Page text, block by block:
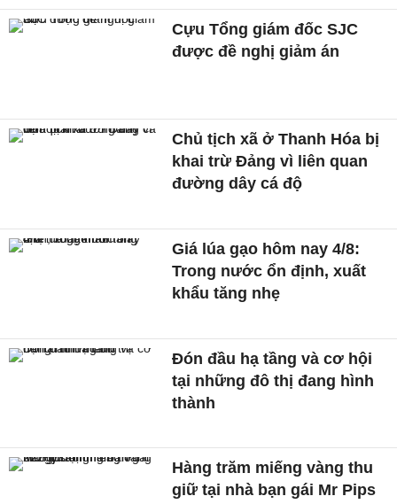
Cựu Tổng giám đốc SJC
được đề nghị giảm án
Chủ tịch xã ở Thanh Hóa bị
khai trừ Đảng vì liên quan
đường dây cá độ
Giá lúa gạo hôm nay 4/8:
Trong nước ổn định, xuất
khẩu tăng nhẹ
Đón đầu hạ tầng và cơ hội
tại những đô thị đang hình
thành
Hàng trăm miếng vàng thu
giữ tại nhà bạn gái Mr Pips